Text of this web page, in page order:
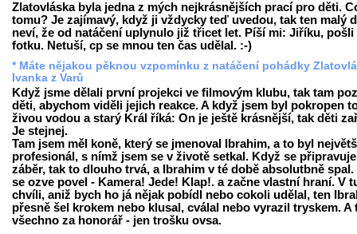
Zlatovláska byla jedna z mých nejkrásnějších prací pro děti.
tomu? Je zajímavý, když ji vždycky teď uvedou, tak ten malý
neví, že od natáčení uplynulo již třicet let. Píší mi: Jiříku, pošli
fotku. Netuší, cp se mnou ten čas udělal. :-)
* Máte nějakou pěknou vzpomínku z natáčení pohádky
Ivanka z Varů
Když jsme dělali první projekci ve filmovým klubu, tak tam
děti, abychom viděli jejich reakce. A když jsem byl pokropen
živou vodou a starý Král říká: On je ještě krásnější, tak děti
Je stejnej.
Tam jsem měl koně, který se jmenoval Ibrahim, a to byl
profesionál, s nímž jsem se v životě setkal. Když se připravuje
záběr, tak to dlouho trvá, a Ibrahim v té době absolutbně spal.
se ozve povel - Kamera! Jede! Klap!. a začne vlastní hraní. V
chvíli, aniž bych ho já nějak pobídl nebo cokoli udělal, ten
přesně šel krokem nebo klusal, cválal nebo vyrazil tryskem. A
všechno za honorář - jen trošku ovsa.